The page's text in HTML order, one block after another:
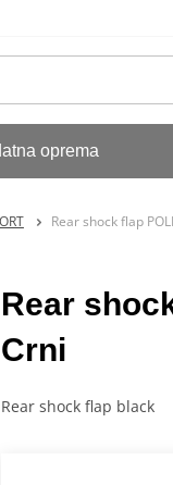
oprema
Rear shock flap
Rear
Crni
Rear shock flap black